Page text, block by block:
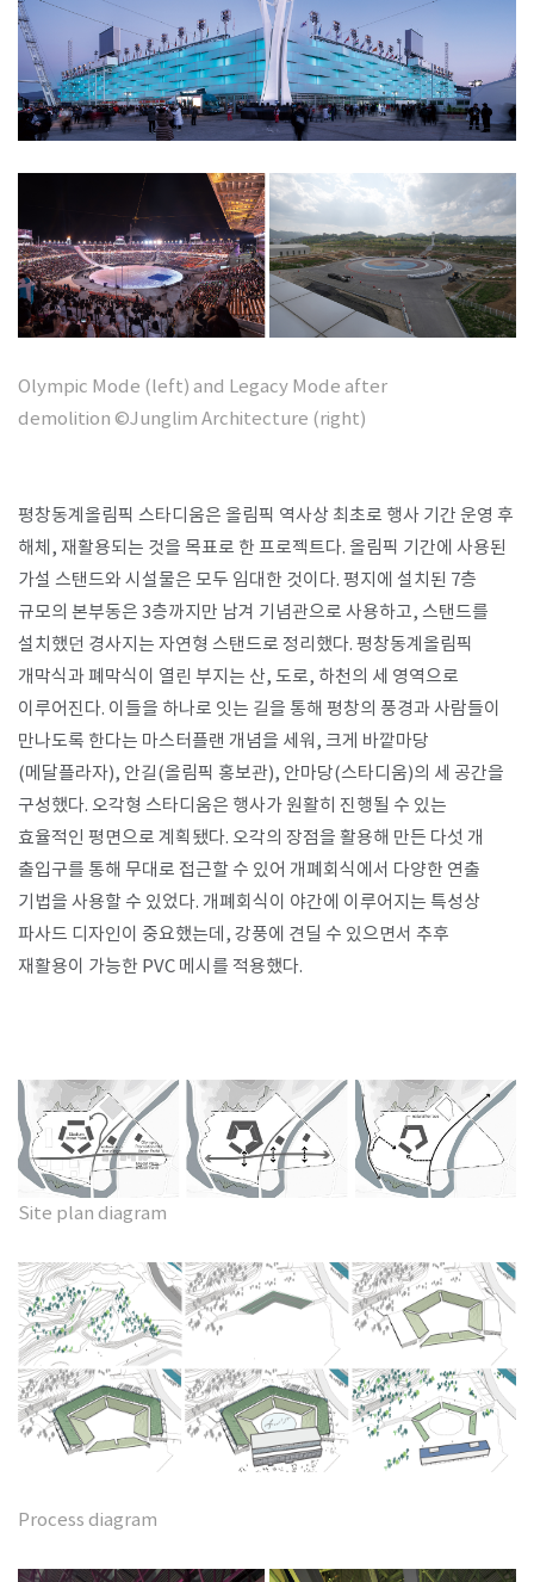
Olympic Mode (left) and Legacy Mode after
demolition ©Junglim Architecture (right)
평창동계올림픽 스타디움은 올림픽 역사상 최초로 행사 기간 운영 후
해체, 재활용되는 것을 목표로 한 프로젝트다. 올림픽 기간에 사용된
가설 스탠드와 시설물은 모두 임대한 것이다. 평지에 설치된 7층
규모의 본부동은 3층까지만 남겨 기념관으로 사용하고, 스탠드를
설치했던 경사지는 자연형 스탠드로 정리했다. 평창동계올림픽
개막식과 폐막식이 열린 부지는 산, 도로, 하천의 세 영역으로
이루어진다. 이들을 하나로 잇는 길을 통해 평창의 풍경과 사람들이
만나도록 한다는 마스터플랜 개념을 세워, 크게 바깥마당
(메달플라자), 안길(올림픽 홍보관), 안마당(스타디움)의 세 공간을
구성했다. 오각형 스타디움은 행사가 원활히 진행될 수 있는
효율적인 평면으로 계획됐다. 오각의 장점을 활용해 만든 다섯 개
출입구를 통해 무대로 접근할 수 있어 개폐회식에서 다양한 연출
기법을 사용할 수 있었다. 개폐회식이 야간에 이루어지는 특성상
파사드 디자인이 중요했는데, 강풍에 견딜 수 있으면서 추후
재활용이 가능한 PVC 메시를 적용했다.
Site plan diagram
Process diagram